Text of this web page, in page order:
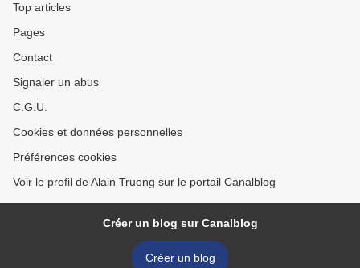
Top articles
Pages
Contact
Signaler un abus
C.G.U.
Cookies et données personnelles
Préférences cookies
Voir le profil de Alain Truong sur le portail Canalblog
Créer un blog sur Canalblog
Créer un blog